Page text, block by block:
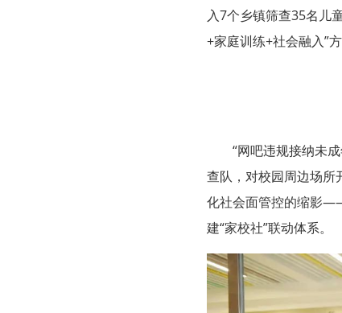
入7个乡镇筛查35名儿
+家庭训练+社会融入”
“网吧违规接纳未
查队，对校园周边场所
化社会面管控的缩影
建“家校社”联动体系。